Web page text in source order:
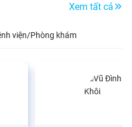
Xem tất cả
viện/Phòng khám